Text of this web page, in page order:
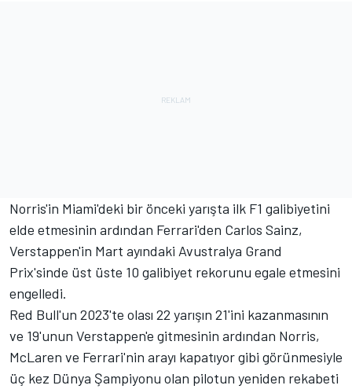
Norris'in Miami'deki bir önceki yarışta ilk F1 galibiyetini
elde etmesinin ardından Ferrari'den Carlos Sainz,
Verstappen'in Mart ayındaki Avustralya Grand
Prix'sinde üst üste 10 galibiyet rekorunu egale etmesini
engelledi.
Red Bull'un 2023'te olası 22 yarışın 21'ini kazanmasının
ve 19'unun Verstappen'e gitmesinin ardından Norris,
McLaren ve Ferrari'nin arayı kapatıyor gibi görünmesiyle
üç kez Dünya Şampiyonu olan pilotun yeniden rekabeti